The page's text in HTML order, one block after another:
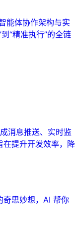
能体协作架构与实
“精准执行”的全链
消息推送、实时监
在提升开发效率，降
奇思妙想，AI 帮你